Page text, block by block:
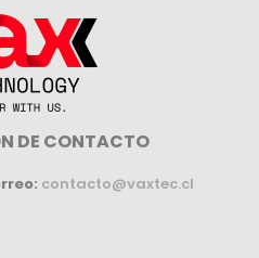
DE CONTACTO
contacto@vaxtec.cl